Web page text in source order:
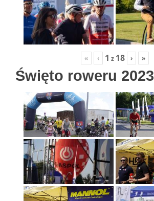
« ‹ 1 z 18 › »
Święto roweru 2023